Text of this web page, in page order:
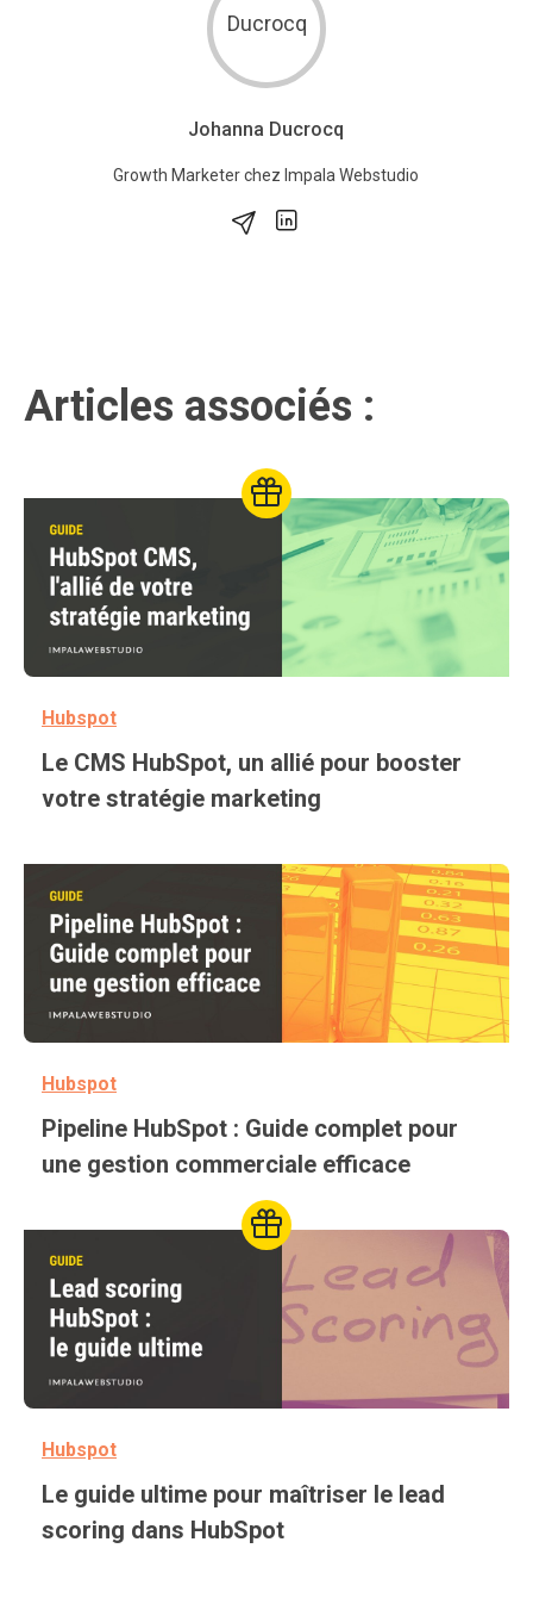
Johanna Ducrocq
Growth Marketer chez Impala Webstudio
Articles associés :
This post have a related
Hubspot
Le CMS HubSpot, un allié pour booster
votre stratégie marketing
Hubspot
Pipeline HubSpot : Guide complet pour
une gestion commerciale efficace
This post have a related
Hubspot
Le guide ultime pour maîtriser le lead
scoring dans HubSpot